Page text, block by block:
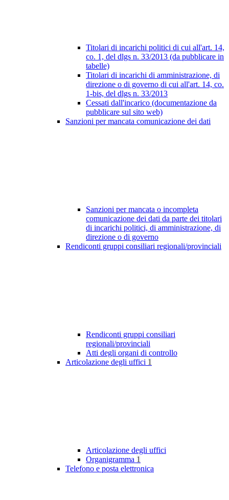
Titolari di incarichi politici di cui all'art. 14,
co. 1, del dlgs n. 33/2013 (da pubblicare in
tabelle)
Titolari di incarichi di amministrazione, di
direzione o di governo di cui all'art. 14, co.
1-bis, del dlgs n. 33/2013
Cessati dall'incarico (documentazione da
pubblicare sul sito web)
Sanzioni per mancata comunicazione dei dati
Sanzioni per mancata o incompleta
comunicazione dei dati da parte dei titolari
di incarichi politici, di amministrazione, di
direzione o di governo
Rendiconti gruppi consiliari regionali/provinciali
Rendiconti gruppi consiliari
regionali/provinciali
Atti degli organi di controllo
Articolazione degli uffici 1
Articolazione degli uffici
Organigramma 1
Telefono e posta elettronica